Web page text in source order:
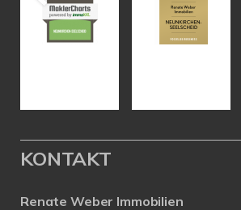
KONTAKT
Renate Weber Immobilien